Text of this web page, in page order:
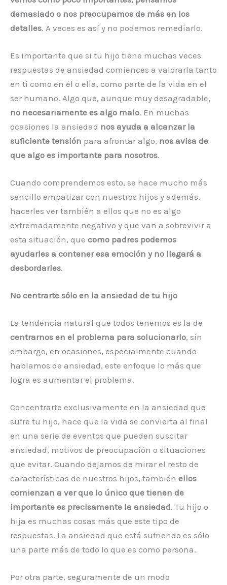
demasiado o nos preocupamos de más en los
detalles. A veces es así y no podemos remediarlo.
Es importante que si tu hijo tiene muchas veces
respuestas de ansiedad comiences a valorarla tanto
en ti como en él o ella, como parte de la vida en el
ser humano. Algo que, aunque muy desagradable,
no necesariamente es algo malo. En muchas
ocasiones la ansiedad nos ayuda a alcanzar la
suficiente tensión para afrontar algo, nos avisa de
que algo es importante para nosotros.
Cuando comprendemos esto, se hace mucho más
sencillo empatizar con nuestros hijos y además,
hacerles ver también a ellos que no es algo
extremadamente negativo y que van a sobrevivir a
esta situación, que como padres podemos
ayudarles a contener esa emoción y no llegará a
desbordarles.
No centrarte sólo en la ansiedad de tu hijo
La tendencia natural que todos tenemos es la de
centrarnos en el problema para solucionarlo, sin
embargo, en ocasiones, especialmente cuando
hablamos de ansiedad, este enfoque lo más que
logra es aumentar el problema.
Concentrarte exclusivamente en la ansiedad que
sufre tu hijo, hace que la vida se convierta al final
en una serie de eventos que pueden suscitar
ansiedad, motivos de preocupación o situaciones
que evitar. Cuando dejamos de mirar el resto de
características de nuestros hijos, también ellos
comienzan a ver que lo único que tienen de
importante es precisamente la ansiedad. Tu hijo o
hija es muchas cosas más que este tipo de
respuestas. La ansiedad que está sufriendo es sólo
una parte más de todo lo que es como persona.
Por otra parte, seguramente de un modo